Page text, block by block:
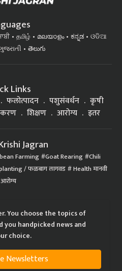
தமிழ் മലയാളം ಕನ್ನಡ
ଓଡିଆ
తెలుగు
Links
फलोत्पादन पशुसंवर्धन
कृषी
शिक्षण आरोग्य इतर
Jagran
Farming Goat Rearing Chili
/ फळबाग लागवड Health मानवी
आरोग्य
You choose the topics of
handpicked news and
choice.
Newsletters